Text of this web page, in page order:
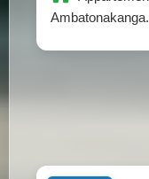
Ambatonakanga.